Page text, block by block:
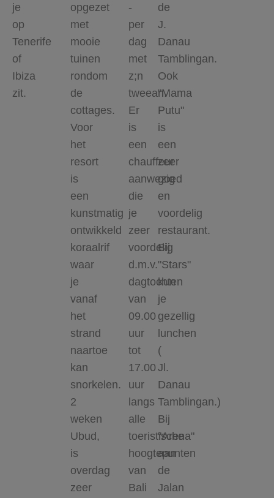
je
op
Tenerife
of
Ibiza
zit.
opgezet
met
mooie
tuinen
rondom
de
cottages.
Voor
het
resort
is
een
kunstmatig
ontwikkeld
koraalrif
waar
je
vanaf
het
strand
naartoe
kan
snorkelen.
2
weken
Ubud,
is
overdag
zeer
-
per
dag
met
z;n
tweean.
Er
is
een
chauffeur
aanwezig
die
je
zeer
voordelig
d.m.v.
dagtochten
van
09.00
uur
tot
17.00
uur
langs
alle
toeristische
hoogtepunten
van
Bali
de
J.
Danau
Tamblingan.
Ook
"Mama
Putu"
is
een
zeer
goed
en
voordelig
restaurant.
Bij
"Stars"
kun
je
gezellig
lunchen
(
Jl.
Danau
Tamblingan.)
Bij
"Arena"
aan
de
Jalan